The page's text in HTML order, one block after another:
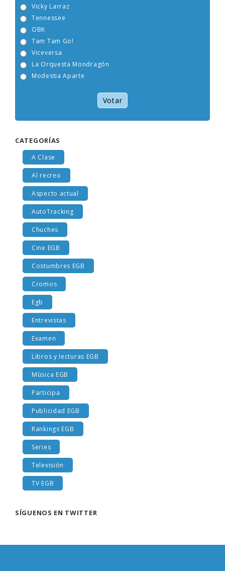
Vicky Larraz
Tennessee
OBK
Tam Tam Go!
Viceversa
La Orquesta Mondragón
Modestia Aparte
Votar
CATEGORÍAS
A Clase
Al recreo
Aspecto actual
AutoTracking
Chuches
Cine EGB
Costumbres EGB
Cromos
Egb
Entrevistas
Examen
Libros y lecturas EGB
Música EGB
Participa
Publicidad EGB
Rankings EGB
Series
Televisión
TV EGB
SÍGUENOS EN TWITTER